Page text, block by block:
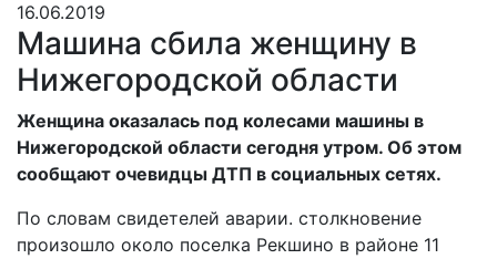
16.06.2019
Машина сбила женщину в
Нижегородской области
Женщина оказалась под колесами машины в
Нижегородской области сегодня утром. Об этом
сообщают очевидцы ДТП в социальных сетях.
По словам свидетелей аварии. столкновение
произошло около поселка Рекшино в районе 11